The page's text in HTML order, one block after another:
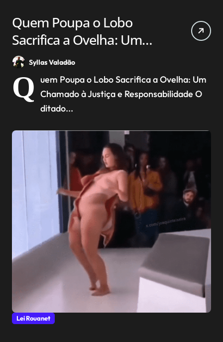
Quem Poupa o Lobo
Sacrifica a Ovelha: Um
Chamado à Justiça e
Responsabilidade
Syllas Valadão
Q uem Poupa o Lobo Sacrifica a Ovelha: Um
Chamado à Justiça e Responsabilidade O
ditado...
Lei Rouanet